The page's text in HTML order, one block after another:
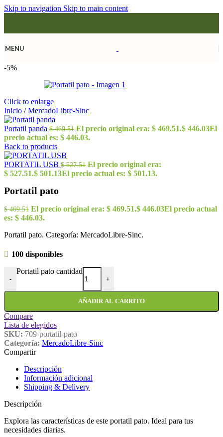
Skip to navigation Skip to main content
MENU
-5%
Click to enlarge
Inicio / MercadoLibre-Sinc
Portatil panda $469.51 El precio original era: $ 469.51.$ 446.03El
precio actual es: $ 446.03.
Back to products
PORTATIL USB $527.51 El precio original era:
$ 527.51.$ 501.13El precio actual es: $ 501.13.
Portatil pato
$469.51 El precio original era: $ 469.51.$ 446.03El precio actual
es: $ 446.03.
Portatil pato. Categoría: MercadoLibre-Sinc.
100 disponibles
-
Portatil pato cantidad
+
AÑADIR AL CARRITO
Compare
Lista de elegidos
SKU: 709-portatil-pato
Categoría: MercadoLibre-Sinc
Compartir
Descripción
Información adicional
Shipping & Delivery
Descripción
Explora las características de este portatil pato. Ideal para tus
necesidades diarias.